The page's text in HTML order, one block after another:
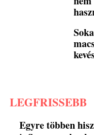
LEGFRISSEBB
Egyre többen